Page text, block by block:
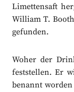
Limettensaft
William T.
gefunden.
Woher der
feststellen. Er
benannt